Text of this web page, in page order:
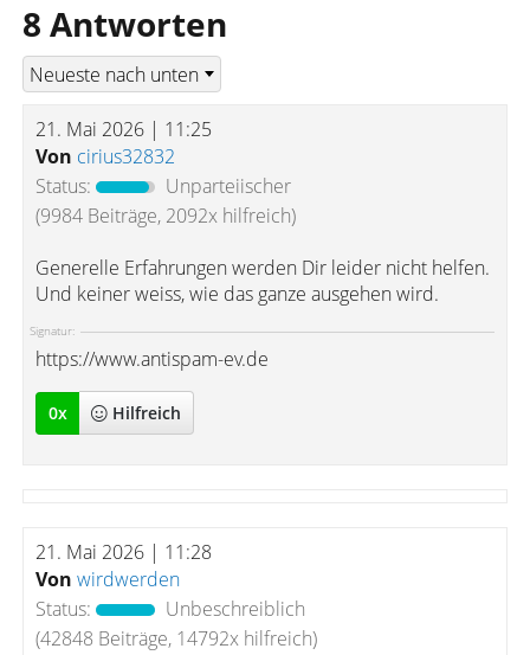
8 Antworten
21. Mai 2026 | 11:25
Von cirius32832
Status:
Unparteiischer
(9984 Beiträge, 2092x hilfreich)
Generelle Erfahrungen werden Dir leider nicht helfen.
Und keiner weiss, wie das ganze ausgehen wird.
Signatur:
https://www.antispam-ev.de
0x Hilfreich
21. Mai 2026 | 11:28
Von wirdwerden
Status:
Unbeschreiblich
(42848 Beiträge, 14792x hilfreich)